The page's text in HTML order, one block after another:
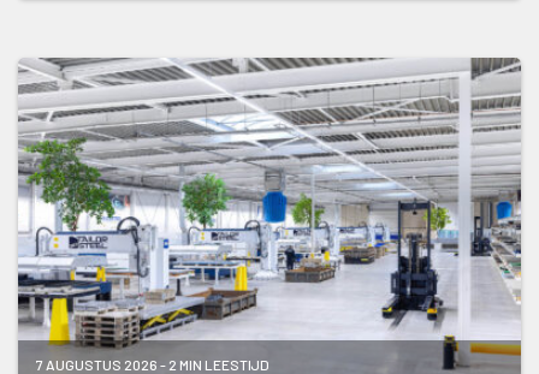
7 AUGUSTUS 2026 - 2 MIN LEESTIJD